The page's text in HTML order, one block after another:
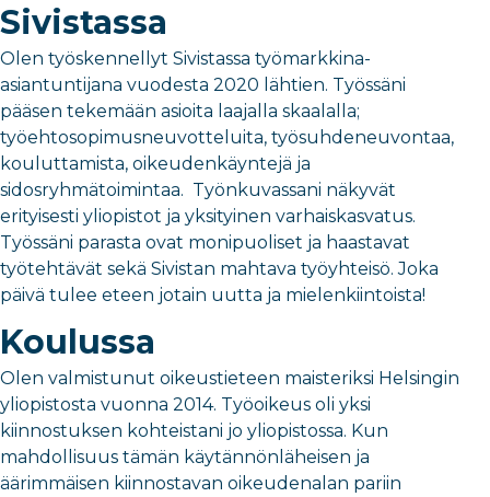
Sivistassa
Olen työskennellyt Sivistassa työmarkkina-
asiantuntijana vuodesta 2020 lähtien. Työssäni
pääsen tekemään asioita laajalla skaalalla;
työehtosopimusneuvotteluita, työsuhdeneuvontaa,
kouluttamista, oikeudenkäyntejä ja
sidosryhmätoimintaa. Työnkuvassani näkyvät
erityisesti yliopistot ja yksityinen varhaiskasvatus.
Työssäni parasta ovat monipuoliset ja haastavat
työtehtävät sekä Sivistan mahtava työyhteisö. Joka
päivä tulee eteen jotain uutta ja mielenkiintoista!
Koulussa
Olen valmistunut oikeustieteen maisteriksi Helsingin
yliopistosta vuonna 2014. Työoikeus oli yksi
kiinnostuksen kohteistani jo yliopistossa. Kun
mahdollisuus tämän käytännönläheisen ja
äärimmäisen kiinnostavan oikeudenalan pariin